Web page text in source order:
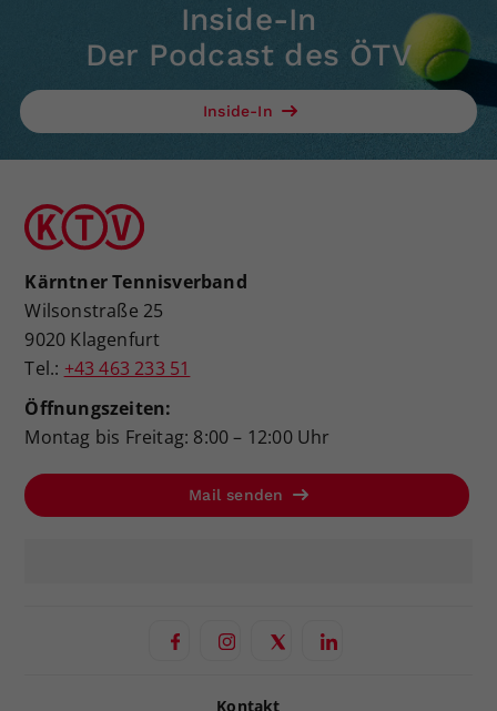
Inside-In
Der Podcast des ÖTV
Inside-In
Kärntner Tennisverband
Wilsonstraße 25
9020 Klagenfurt
Tel.: +43 463 233 51
Öffnungszeiten:
Montag bis Freitag: 8:00 – 12:00 Uhr
Mail senden
Kontakt